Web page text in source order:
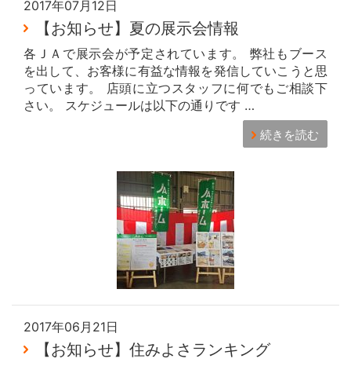
2017年07月12日
【お知らせ】夏の展示会情報
各ＪＡで展示会が予定されています。 弊社もブース
を出して、お客様に有益な情報を発信していこうと思
っています。 店頭に立つスタッフに何でもご相談下
さい。 スケジュールは以下の通りです …
続きを読む
2017年06月21日
【お知らせ】住みよさランキング